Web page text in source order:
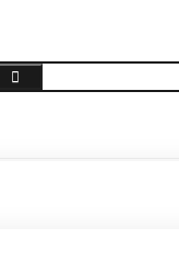
Kagami - Kurukafa Yayınları